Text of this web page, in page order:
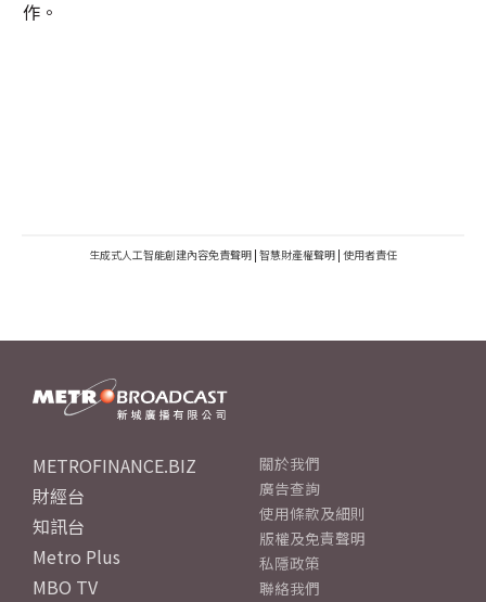
作。
生成式人工智能創建內容免責聲明 | 智慧財產權聲明 | 使用者責任
METROFINANCE.BIZ
財經台
知訊台
Metro Plus
MBO TV
關於我們
廣告查詢
使用條款及細則
版權及免責聲明
私隱政策
聯絡我們